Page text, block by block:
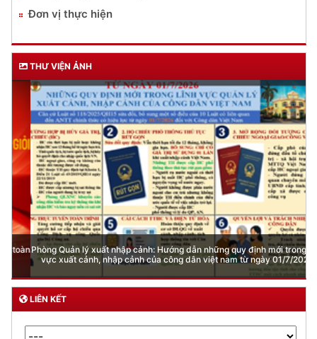
Đơn vị thực hiện
THƯ VIỆN ẢNH
Phòng Quản lý xuất nhập cảnh: Hướng dẫn những quy định mới trong lĩnh
vực xuất cảnh, nhập cảnh của công dân việt nam từ ngày 01/7/2026
LIÊN KẾT